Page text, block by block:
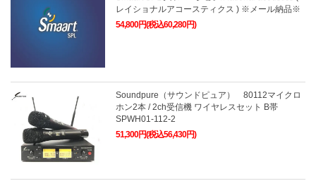
レイショナルアコースティクス ) ※メール納品※
54,800円(税込60,280円)
Soundpure（サウンドピュア） 80112マイクロ
ホン2本 / 2ch受信機 ワイヤレスセット B帯
SPWH01-112-2
51,300円(税込56,430円)